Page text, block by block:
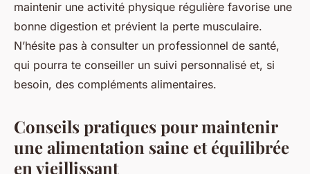
maintenir une activité physique régulière favorise une
bonne digestion et prévient la perte musculaire.
N’hésite pas à consulter un professionnel de santé,
qui pourra te conseiller un suivi personnalisé et, si
besoin, des compléments alimentaires.
Conseils pratiques pour maintenir
une alimentation saine et équilibrée
en vieillissant